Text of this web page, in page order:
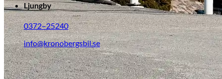
Ljungby
0372–25240
info@kronobergsbil.se